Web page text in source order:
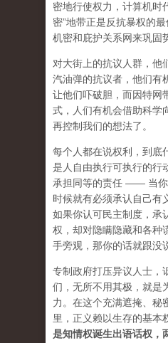
密地行使权力，计算机时
密”地带正是反抗暴权的
机密和庇护关系网来巩固
对大街上的抗议人群，他
汽油弹的抗议者，他们有
让他们吓破胆，而因特网
式，人们有机会借助科学
再控制我们的想法了。
每个人都在说权利，到底
是人自由执行可执行的行
承担同等的责任 —— 当你
时候就有必须承认自己有
如果你认可民主制度，承
权，却对隐瞒隐藏和各种
手旁观，那你的话就跟没
专制政府打压异议人士，
们，无所不用其极，就是
力。在这个充满遮掩、秘
里，正义赖以生存的基本
是知情权诞生出语话权，